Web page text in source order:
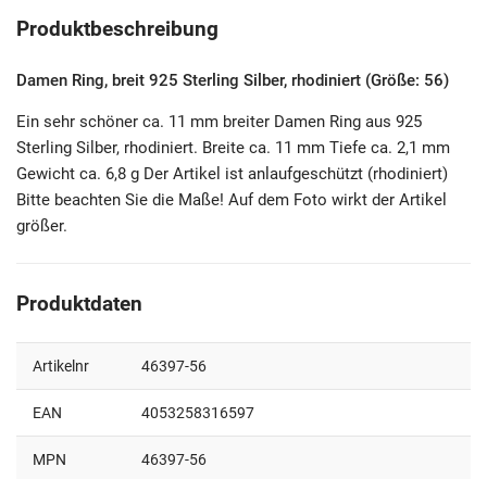
Produktbeschreibung
Damen Ring, breit 925 Sterling Silber, rhodiniert (Größe: 56)
Ein sehr schöner ca. 11 mm breiter Damen Ring aus 925
Sterling Silber, rhodiniert. Breite ca. 11 mm Tiefe ca. 2,1 mm
Gewicht ca. 6,8 g Der Artikel ist anlaufgeschützt (rhodiniert)
Bitte beachten Sie die Maße! Auf dem Foto wirkt der Artikel
größer.
Produktdaten
Artikelnr 46397-56
EAN 4053258316597
MPN 46397-56